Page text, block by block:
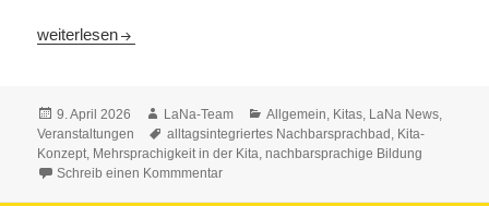
21. April: čaj & kawa mit der LaNa – Nachbarsprachige Bildung
weiterlesen
Veröffentlicht
am
9. April 2026 Autor
LaNa-Team Kategorien
Allgemein, Kitas, LaNa News,
Veranstaltungen
Schlagwörter
alltagsintegriertes Nachbarsprachbad, Kita-
Konzept, Mehrsprachigkeit in der Kita,nachbarsprachige Bildung
Schreib einen Kommmentar